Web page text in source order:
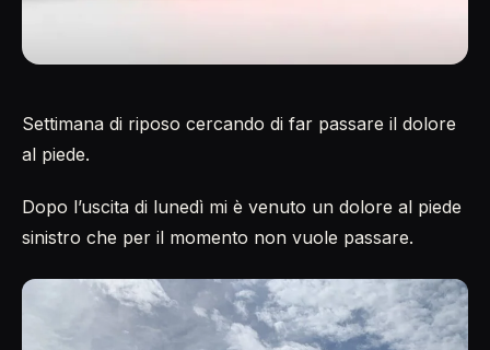
Settimana di riposo cercando di far passare il dolore
al piede.
Dopo l’uscita di lunedì mi è venuto un dolore al piede
sinistro che per il momento non vuole passare.